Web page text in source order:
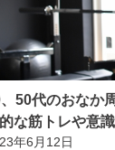
50代のおなか
な筋トレや意
年6月12日